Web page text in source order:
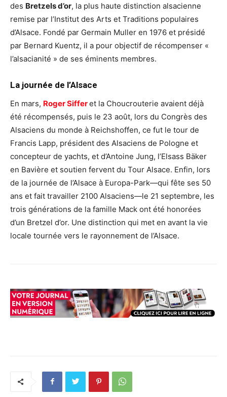
des Bretzels d’or, la plus haute distinction alsacienne
remise par l’Institut des Arts et Traditions populaires
d’Alsace. Fondé par Germain Muller en 1976 et présidé
par Bernard Kuentz, il a pour objectif de récompenser «
l’alsacianité » de ses éminents membres.
La journée de l’Alsace
En mars, Roger Sifferet la Choucrouterie avaient déjà
été récompensés, puis le 23 août, lors du Congrès des
Alsaciens du monde à Reichshoffen, ce fut le tour de
Francis Lapp, président des Alsaciens de Pologne et
concepteur de yachts, et d’Antoine Jung, l’Elsass Bäker
en Bavière et soutien fervent du Tour Alsace. Enfin, lors
de la journée de l’Alsace à Europa-Park—qui fête ses 50
ans et fait travailler 2100 Alsaciens—le 21 septembre, les
trois générations de la famille Mack ont été honorées
d’un Bretzel d’or. Une distinction qui met en avant la vie
locale tournée vers le rayonnement de l’Alsace.